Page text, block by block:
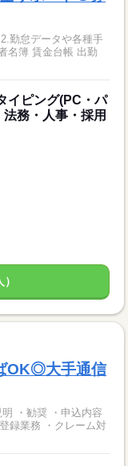
勤怠データや各種手
名簿 賃金台帳 出勤
イピング(PC・パ
務・人事・採用
OK◎大手通信
・勧奨 ・申込内容
録業務 ・クレーム対